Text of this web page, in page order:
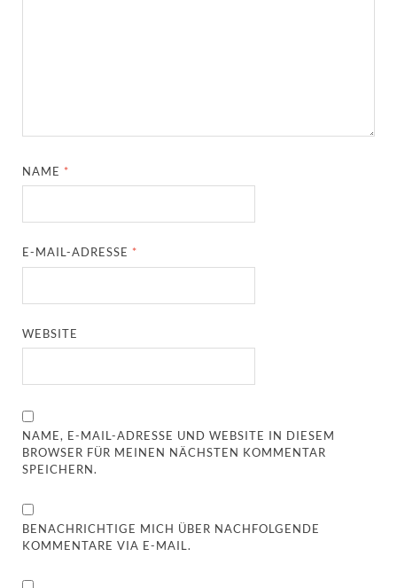
NAME *
E-MAIL-ADRESSE *
WEBSITE
NAME, E-MAIL-ADRESSE UND WEBSITE IN DIESEM
BROWSER FÜR MEINEN NÄCHSTEN KOMMENTAR
SPEICHERN.
BENACHRICHTIGE MICH ÜBER NACHFOLGENDE
KOMMENTARE VIA E-MAIL.